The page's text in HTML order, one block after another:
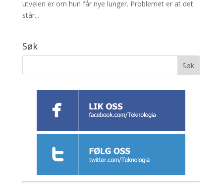
utveien er om hun får nye lunger. Problemet er at det
står...
Søk